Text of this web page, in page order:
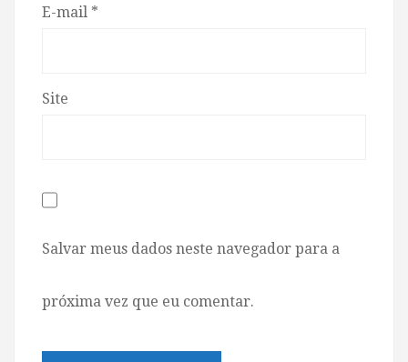
E-mail *
Site
Salvar meus dados neste navegador para a
próxima vez que eu comentar.